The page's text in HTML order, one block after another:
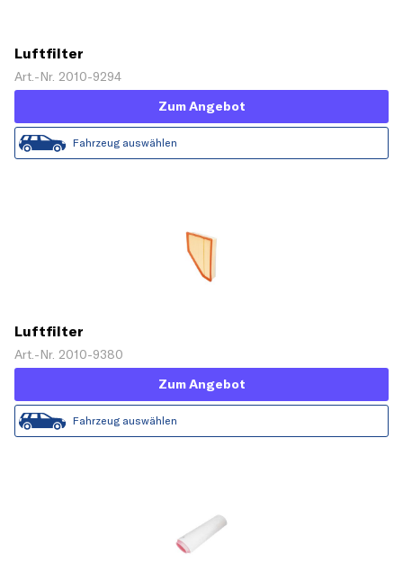
Luftfilter
Art.-Nr. 2010-9294
Zum Angebot
Fahrzeug auswählen
Luftfilter
Art.-Nr. 2010-9380
Zum Angebot
Fahrzeug auswählen